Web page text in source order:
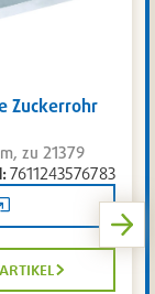
Zuckerrohr
zu 21379
7611243576783